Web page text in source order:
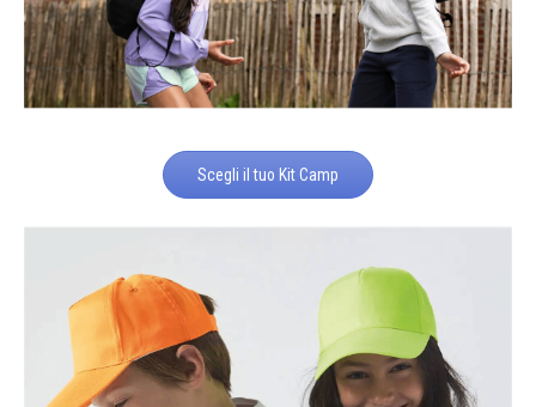
Scegli il tuo Kit Camp